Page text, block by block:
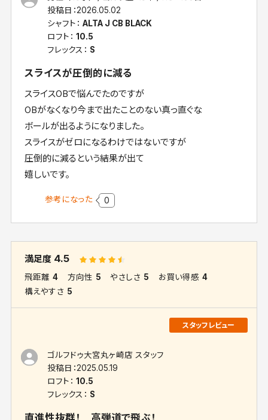
投稿日：2026.05.02
シャフト： ALTA J CB BLACK
ロフト： 10.5
フレックス： S
スライスが圧倒的に減る
スライスOBで悩んでたのですが
OBがなくなり今まで出たことのない真っ直ぐな
ボールが出るようになりました。
スライスがゼロになるわけではないですが
圧倒的に減るという結果が出て
嬉しいです。
参考になった 0
満足度 4.5
飛距離 4 方向性 5 やさしさ 5 お買い得感 4
構えやすさ 5
ゴルフドゥ大宮丸ヶ崎店 スタッフ
投稿日：2025.05.19
ロフト： 10.5
フレックス： S